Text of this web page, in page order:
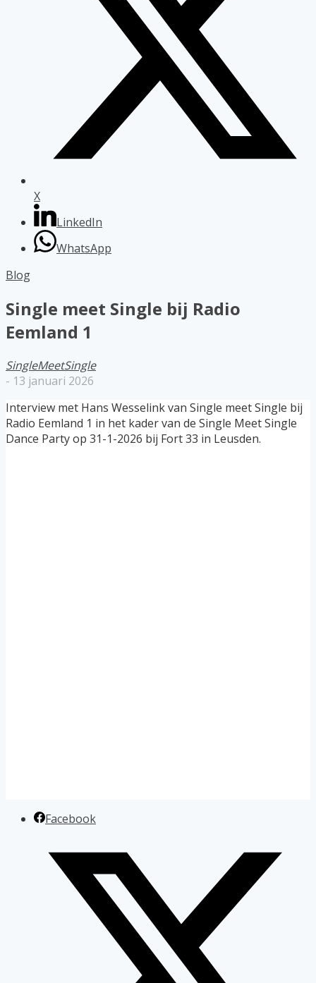
X
LinkedIn
WhatsApp
Blog
Single meet Single bij Radio
Eemland 1
SingleMeetSingle
- 13 januari 2026
Interview met Hans Wesselink van Single meet Single bij
Radio Eemland 1 in het kader van de Single Meet Single
Dance Party op 31-1-2026 bij Fort 33 in Leusden.
Facebook